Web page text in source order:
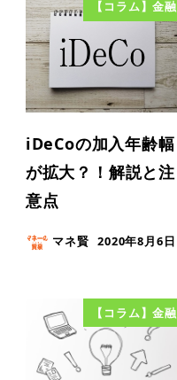
【コラム】金融
iDeCoの加入年齢幅
が拡大？！解説と注
意点
マネ賢 2020年8月6日
【コラム】金融